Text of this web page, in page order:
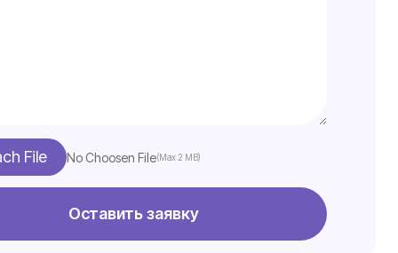
File No Choosen File(Max 2 MB)
Оставить заявку